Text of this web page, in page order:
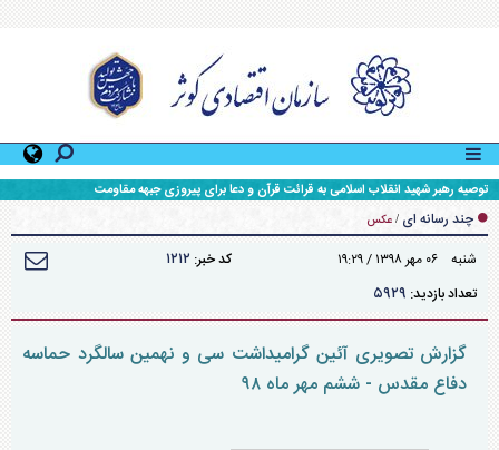
توصیه رهبر شهید انقلاب اسلامی به قرائت قرآن و دعا برای پیروزی جبهه مقاومت
چند رسانه ای / عکس
شنبه ۰۶ مهر ۱۳۹۸ / ۱۹:۲۹ کد خبر: ۱۲۱۲
تعداد بازدید: ۵۹۲۹
گزارش تصویری آئین گرامیداشت سی و نهمین سالگرد حماسه
دفاع مقدس - ششم مهر ماه ۹۸